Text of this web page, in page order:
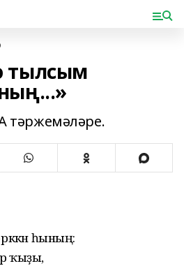
тылсым
тәржемәләре.
һының:
ҡыҙы,